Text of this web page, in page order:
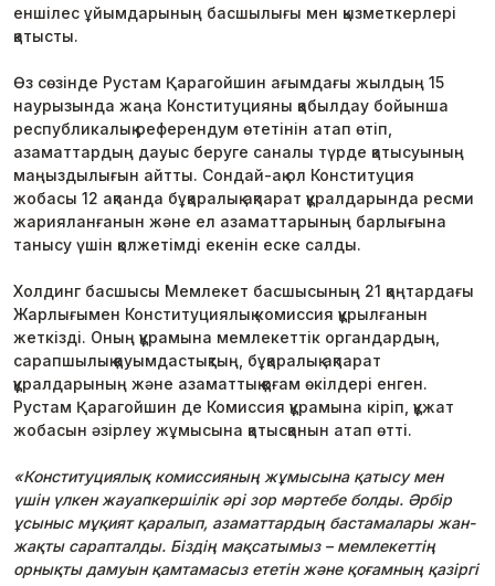
еншілес ұйымдарының басшылығы мен қызметкерлері
қатысты.
Өз сөзінде Рустам Қарагойшин ағымдағы жылдың 15
наурызында жаңа Конституцияны қабылдау бойынша
республикалық референдум өтетінін атап өтіп,
азаматтардың дауыс беруге саналы түрде қатысуының
маңыздылығын айтты. Сондай-ақ ол Конституция
жобасы 12 ақпанда бұқаралық ақпарат құралдарында ресми
жарияланғанын және ел азаматтарының барлығына
танысу үшін қолжетімді екенін еске салды.
Холдинг басшысы Мемлекет басшысының 21 қаңтардағы
Жарлығымен Конституциялық комиссия құрылғанын
жеткізді. Оның құрамына мемлекеттік органдардың,
сарапшылық қауымдастықтың, бұқаралық ақпарат
құралдарының және азаматтық қоғам өкілдері енген.
Рустам Қарагойшин де Комиссия құрамына кіріп, құжат
жобасын әзірлеу жұмысына қатысқанын атап өтті.
«Конституциялық комиссияның жұмысына қатысу мен
үшін үлкен жауапкершілік әрі зор мәртебе болды. Әрбір
ұсыныс мұқият қаралып, азаматтардың бастамалары жан-
жақты сарапталды. Біздің мақсатымыз – мемлекеттің
орнықты дамуын қамтамасыз ететін және қоғамның қазіргі